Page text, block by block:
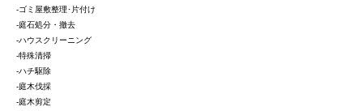
-ゴミ屋敷整理･片付け
-庭石処分・撤去
-ハウスクリーニング
-特殊清掃
-ハチ駆除
-庭木伐採
-庭木剪定